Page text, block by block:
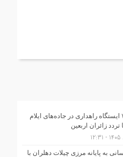
فعالیت ۷۰ ایستگاه راهداری در جاده‌های ایلام
زائران اربعین
به پایانه مرزی چیلات دهلران با